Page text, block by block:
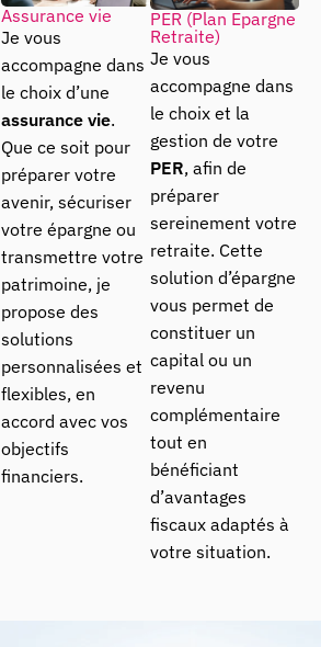
Assurance vie
Je vous
accompagne dans
le choix d’une
assurance vie.
Que ce soit pour
préparer votre
avenir, sécuriser
votre épargne ou
transmettre votre
patrimoine, je
propose des
solutions
personnalisées et
flexibles, en
accord avec vos
objectifs
financiers.
PER (Plan Epargne
Retraite)
Je vous
accompagne dans
le choix et la
gestion de votre
PER, afin de
préparer
sereinement votre
retraite. Cette
solution d’épargne
vous permet de
constituer un
capital ou un
revenu
complémentaire
tout en
bénéficiant
d’avantages
fiscaux adaptés à
votre situation.